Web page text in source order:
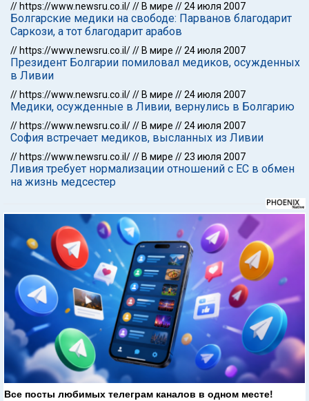
// https://www.newsru.co.il/// В мире //24 июля 2007
Болгарские медики на свободе: Парванов благодарит
Саркози, а тот благодарит арабов
// https://www.newsru.co.il/// В мире //24 июля 2007
Президент Болгарии помиловал медиков, осужденных
в Ливии
// https://www.newsru.co.il/// В мире //24 июля 2007
Медики, осужденные в Ливии, вернулись в Болгарию
// https://www.newsru.co.il/// В мире //24 июля 2007
София встречает медиков, высланных из Ливии
// https://www.newsru.co.il/// В мире //23 июля 2007
Ливия требует нормализации отношений с ЕС в обмен
на жизнь медсестер
Все посты любимых телеграм каналов в одном месте!